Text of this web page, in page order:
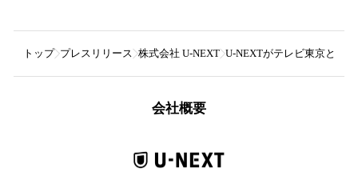
トップ プレスリリース 株式会社 U-NEXT U-NEXTがテレビ東京との
会社概要